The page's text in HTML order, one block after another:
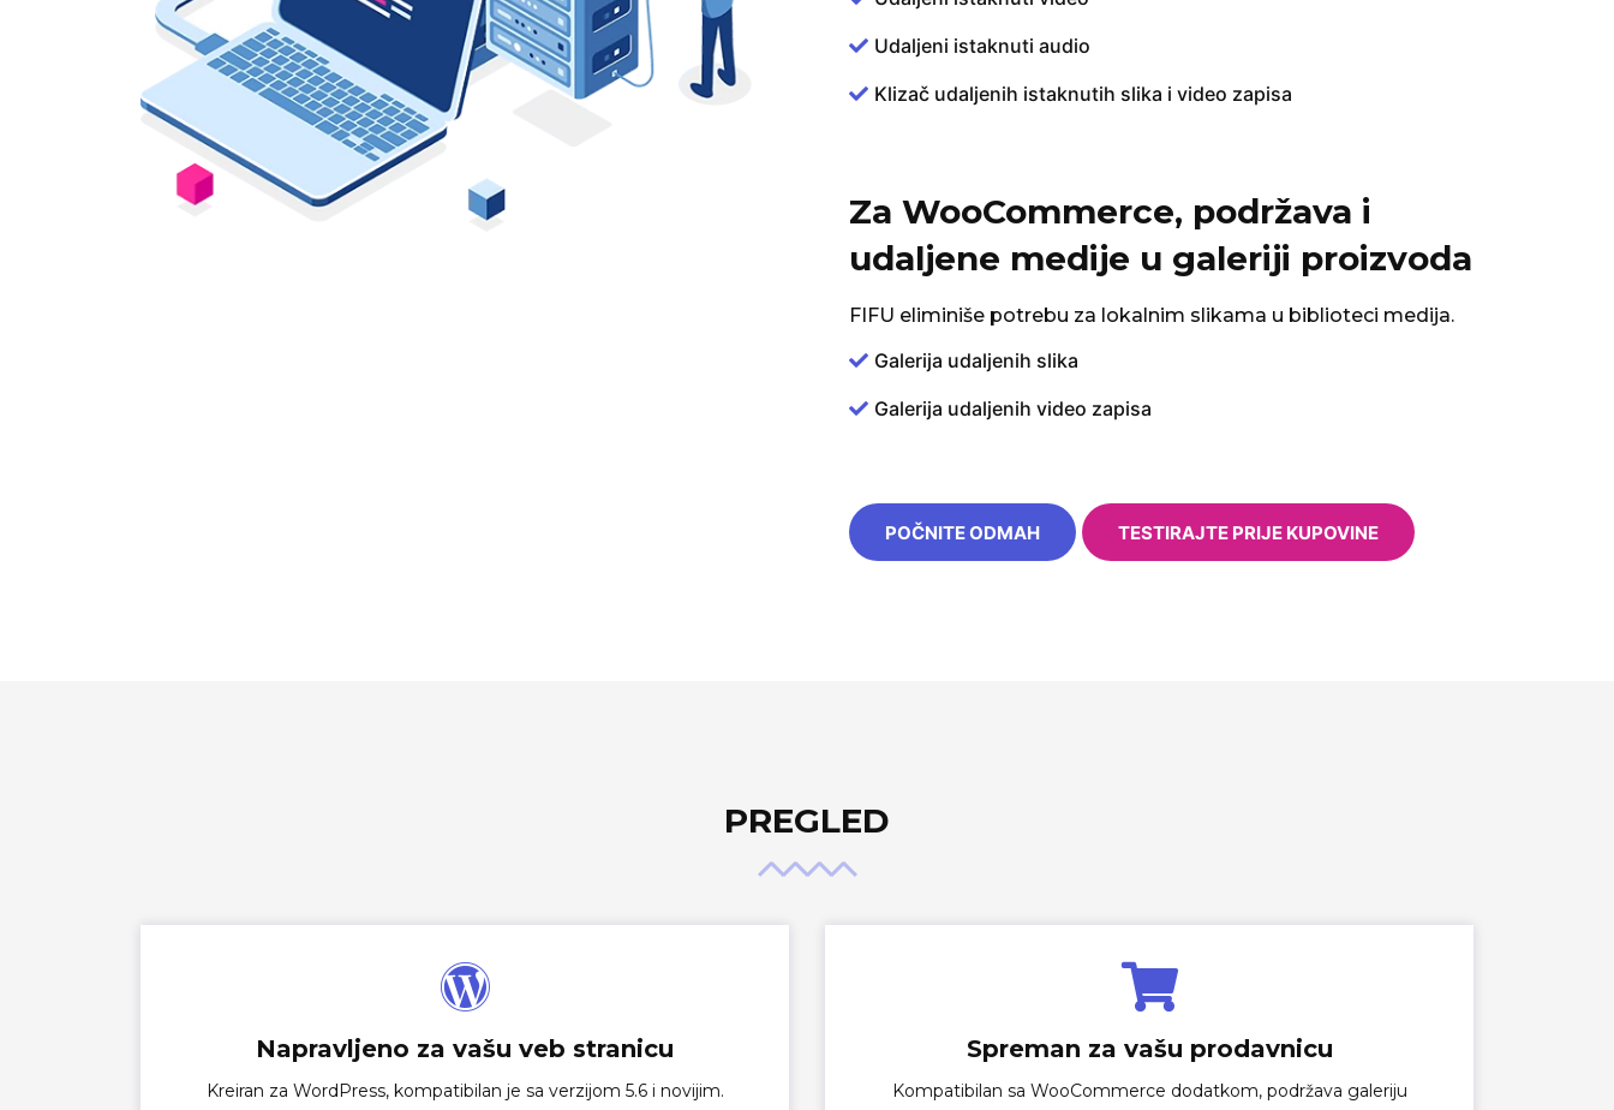
Udaljeni istaknuti audio
Klizač udaljenih istaknutih slika i video zapisa
Za WooCommerce, podržava i
udaljene medije u galeriji proizvoda
FIFU eliminiše potrebu za lokalnim slikama u biblioteci medija.
Galerija udaljenih slika
Galerija udaljenih video zapisa
POČNITE ODMAH TESTIRAJTE PRIJE KUPOVINE
PREGLED
Napravljeno za vašu veb stranicu
Kreiran za WordPress, kompatibilan je sa verzijom 5.6 i novijim.
Spreman za vašu prodavnicu
Kompatibilan sa WooCommerce dodatkom, podržava galeriju